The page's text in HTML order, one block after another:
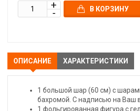
В КОРЗИНУ
ОПИСАНИЕ ХАРАКТЕРИСТИКИ
1 большой шар (60 см) с
бахромой. С надписью на Ваш
1 фольгированная фигура с